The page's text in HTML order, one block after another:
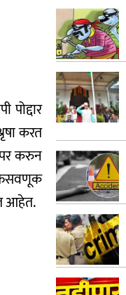
पोद्दार
करत
करुन
आहेत.